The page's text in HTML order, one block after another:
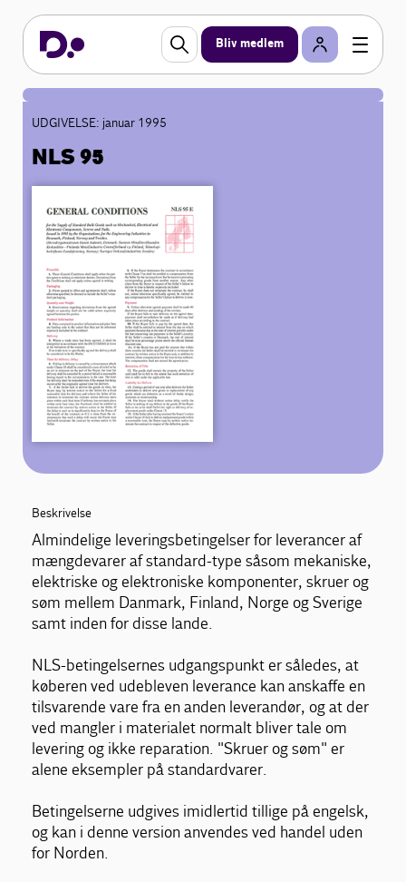
Bliv medlem
UDGIVELSE: januar 1995
NLS 95
Beskrivelse
Almindelige leveringsbetingelser for leverancer af
mængdevarer af standard-type såsom mekaniske,
elektriske og elektroniske komponenter, skruer og
søm mellem Danmark, Finland, Norge og Sverige
samt inden for disse lande.
NLS-betingelsernes udgangspunkt er således, at
køberen ved udebleven leverance kan anskaffe en
tilsvarende vare fra en anden leverandør, og at der
ved mangler i materialet normalt bliver tale om
levering og ikke reparation. "Skruer og søm" er
alene eksempler på standardvarer.
Betingelserne udgives imidlertid tillige på engelsk,
og kan i denne version anvendes ved handel uden
for Norden.